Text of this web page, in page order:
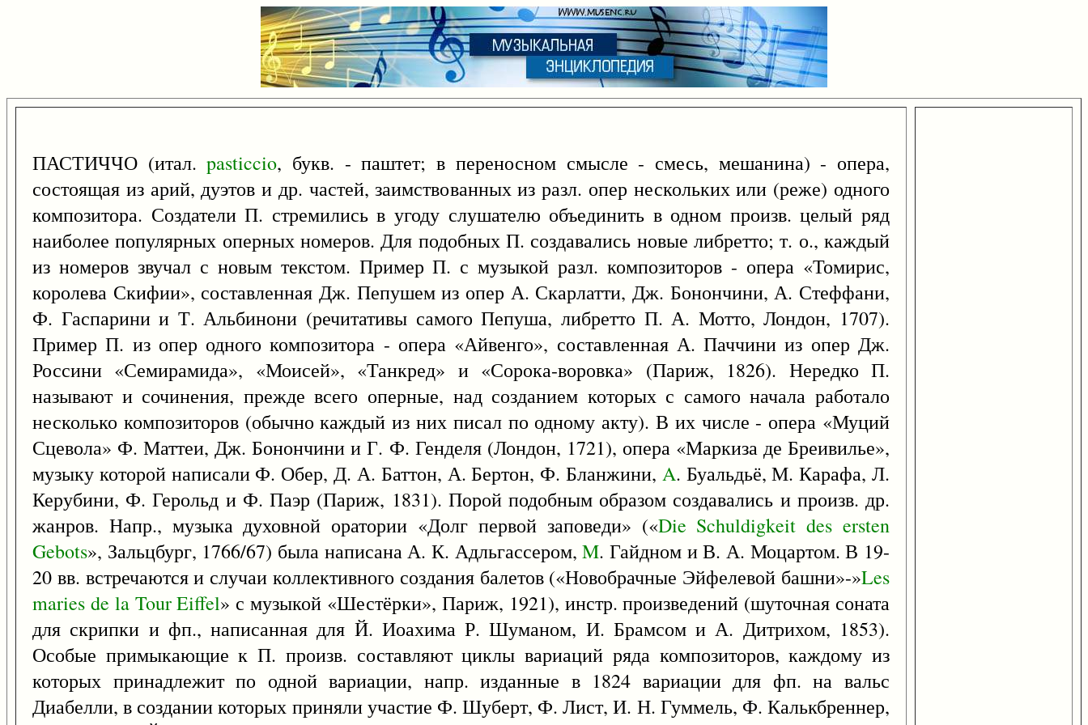
ПАСТИЧЧО (итал.pasticcio, букв. - паштет; в переносном смысле - смесь, мешанина) - опера,
состоящая из арий, дуэтов и др. частей, заимствованных из разл. опер нескольких или (реже) одного
композитора. Создатели П. стремились в угоду слушателю объединить в одном произв. целый ряд
наиболее популярных оперных номеров. Для подобных П. создавались новые либретто; т. о., каждый
из номеров звучал с новым текстом. Пример П. с музыкой разл. композиторов - опера «Томирис,
королева Скифии», составленная Дж. Пепушем из опер А. Скарлатти, Дж. Бонончини, А. Стеффани,
Ф. Гаспарини и Т. Альбинони (речитативы самого Пепуша, либретто П. А. Мотто, Лондон, 1707).
Пример П. из опер одного композитора - опера «Айвенго», составленная А. Паччини из опер Дж.
Россини «Семирамида», «Моисей», «Танкред» и «Сорока-воровка» (Париж, 1826). Нередко П.
называют и сочинения, прежде всего оперные, над созданием которых с самого начала работало
несколько композиторов (обычно каждый из них писал по одному акту). В их числе - опера «Муций
Сцевола» Ф. Маттеи, Дж. Бонончини и Г. Ф. Генделя (Лондон, 1721), опера «Маркиза де Бреивилье»,
музыку которой написали Ф. Обер, Д. А. Баттон, А. Бертон, Ф. Бланжини, A. Буальдьё, М. Карафа, Л.
Керубини, Ф. Герольд и Ф. Паэр (Париж, 1831). Порой подобным образом создавались и произв. др.
жанров. Напр., музыка духовной оратории «Долг первой заповеди» («Die Schuldigkeit des ersten
Gebots», Зальцбург, 1766/67) была написана А. К. Адльгассером,M. Гайдном и В. А. Моцартом. В 19-
20 вв. встречаются и случаи коллективного создания балетов («Новобрачные Эйфелевой башни»-»Les
maries de la Tour Eiffel» с музыкой «Шестёрки», Париж, 1921), инстр. произведений (шуточная соната
для скрипки и фп., написанная для Й. Иоахима Р. Шуманом, И. Брамсом и А. Дитрихом, 1853).
Особые примыкающие к П. произв. составляют циклы вариаций ряда композиторов, каждому из
которых принадлежит по одной вариации, напр. изданные в 1824 вариации для фп. на вальс
Диабелли, в создании которых приняли участие Ф. Шуберт, Ф. Лист, И. Н. Гуммель, Ф. Калькбреннер,